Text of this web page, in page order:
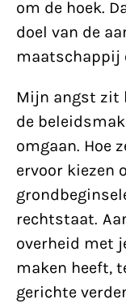
om de hoek.
doel van de
maatschappij
Mijn angst zit
de
omgaan. Hoe
ervoor kiezen
rechtstaat.
overheid met
maken heeft,
gerichte